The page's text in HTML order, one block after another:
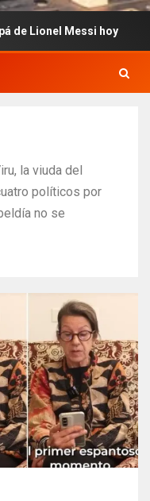
Messi hoy
la viuda del
políticos por
no se